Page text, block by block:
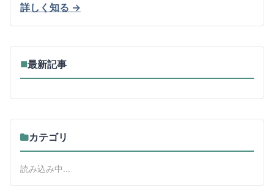
詳しく知る →
■最新記事
カテゴリ
読み込み中...